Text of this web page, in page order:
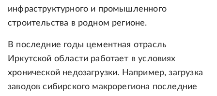
инфраструктурного и промышленного
строительства в родном регионе.
В последние годы цементная отрасль
Иркутской области работает в условиях
хронической недозагрузки. Например, загрузка
заводов сибирского макрорегиона последние